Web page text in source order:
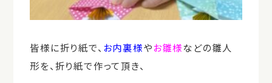
皆様に折り紙で、 お内裏様やお雛様などの雛人
形を、折り紙で作って頂き、